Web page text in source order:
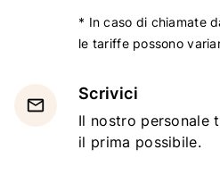
* In caso di chiamate
le tariffe possono
email
Scrivici
Il nostro personale
il prima possibile.